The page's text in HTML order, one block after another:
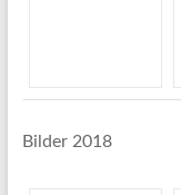
Bilder 2018